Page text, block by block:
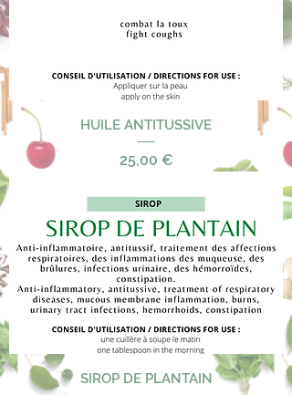
HUILE ANTITUSSIVE
Precio
25,00 €
SIROP DE PLANTAIN